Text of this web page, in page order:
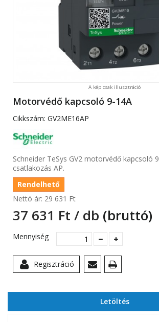
A kép csak illusztráció
Motorvédő kapcsoló 9-14A
Cikkszám: GV2ME16AP
Schneider TeSys GV2 motorvédő kapcsoló
csatlakozás AP.
Rendelhető
Nettó ár: 29 631 Ft‎
37 631 Ft‎ / db (bruttó)
Mennyiség
Regisztráció
Letöltés